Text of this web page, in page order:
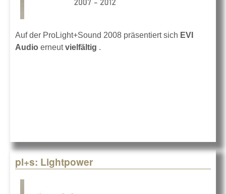
Auf der ProLight+Sound 2008 präsentiert sich EVI
Audio erneutvielfältig .
pl+s: Lightpower